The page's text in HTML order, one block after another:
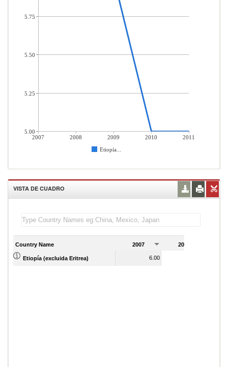
2007 2008 2009 2010
2011
Etiopía...
5.75
5.50
5.25
5.00
VISTA DE CUADRO
Country Name 2007 2008
Etiopía (excluida Eritrea) 6.00